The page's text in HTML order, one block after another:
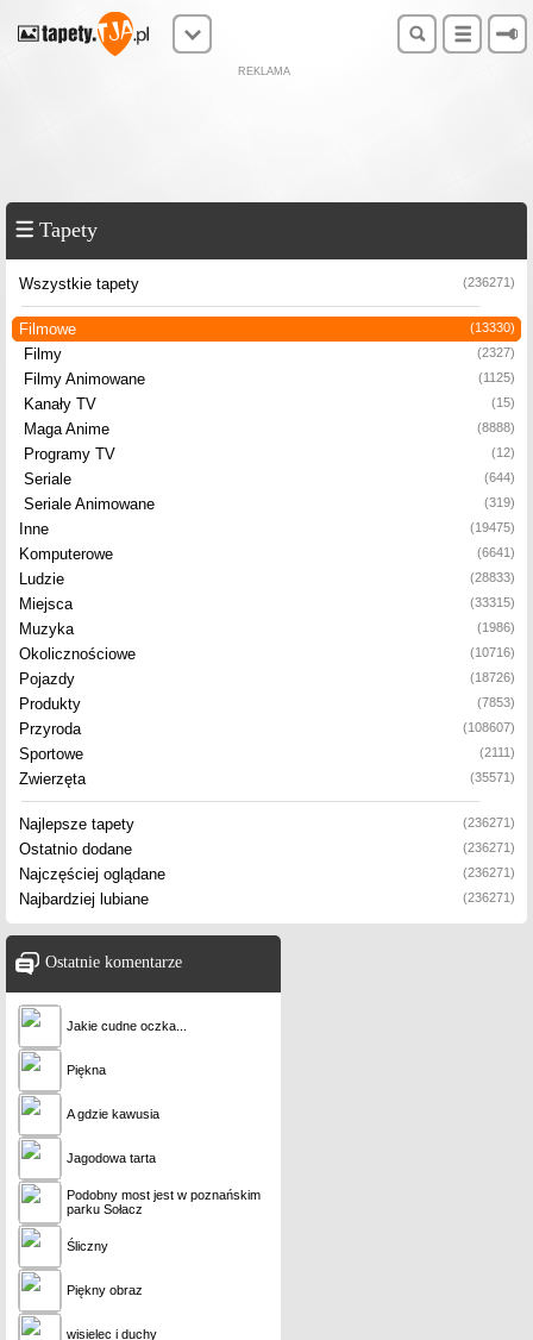
REKLAMA
Tapety
Wszystkie tapety (236271)
Filmowe (13330)
Filmy (2327)
Filmy Animowane (1125)
Kanały TV (15)
Maga Anime (8888)
Programy TV (12)
Seriale (644)
Seriale Animowane (319)
Inne (19475)
Komputerowe (6641)
Ludzie (28833)
Miejsca (33315)
Muzyka (1986)
Okolicznościowe (10716)
Pojazdy (18726)
Produkty (7853)
Przyroda (108607)
Sportowe (2111)
Zwierzęta (35571)
Najlepsze tapety (236271)
Ostatnio dodane (236271)
Najczęściej oglądane (236271)
Najbardziej lubiane (236271)
Ostatnie komentarze
Jakie cudne oczka...
Piękna
A gdzie kawusia
Jagodowa tarta
Podobny most jest w poznańskim
parku Sołacz
Śliczny
Piękny obraz
wisielec i duchy